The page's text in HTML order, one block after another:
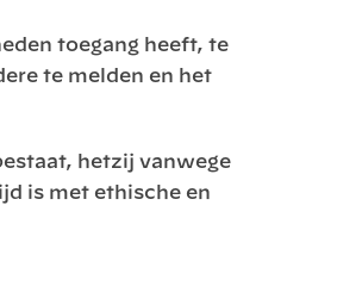
toegang heeft, te
te melden en het
hetzij vanwege
is met ethische en